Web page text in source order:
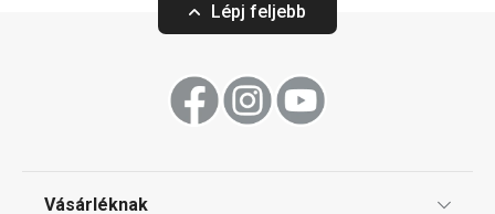
Lépj feljebb
Vásárléknak